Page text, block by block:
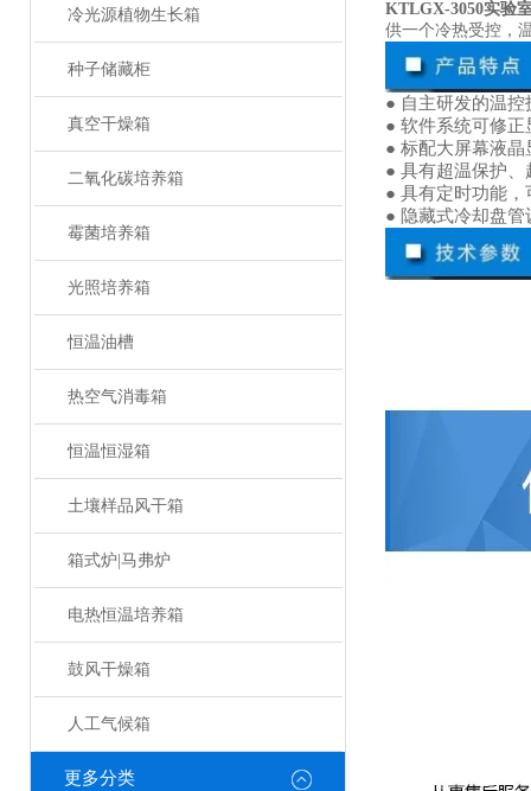
冷光源植物生长箱
种子储藏柜
真空干燥箱
二氧化碳培养箱
霉菌培养箱
光照培养箱
恒温油槽
热空气消毒箱
恒温恒湿箱
土壤样品风干箱
箱式炉|马弗炉
电热恒温培养箱
鼓风干燥箱
人工气候箱
更多分类
KTLGX-3050实验
供一个冷热受控，
● 自主研发的温控
● 软件系统可修正
● 标配大屏幕液晶
● 具有超温保护
● 具有定时功能，
● 隐藏式冷却盘